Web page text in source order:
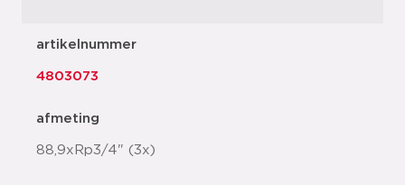
artikelnummer
4803073
afmeting
88,9xRp3/4" (3x)